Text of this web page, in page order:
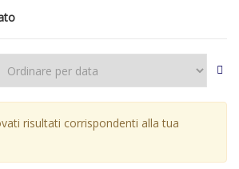
risultati corrispondenti alla tua